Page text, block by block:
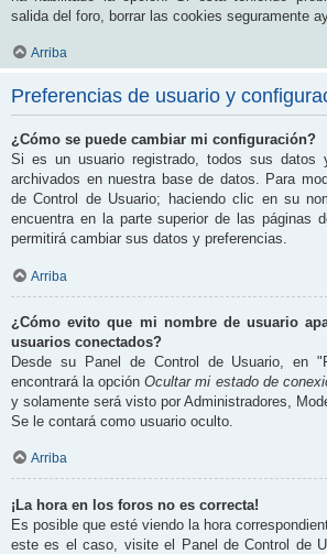
salida del foro, borrar las cookies seguramente
Arriba
Preferencias de usuario y
¿Cómo se puede cambiar mi configuración?
Si es un usuario registrado, todos sus datos
archivados en nuestra base de datos. Para
de Control de Usuario; haciendo clic en su
encuentra en la parte superior de las páginas
permitirá cambiar sus datos y preferencias.
Arriba
¿Cómo evito que mi nombre de usuario
usuarios conectados?
Desde su Panel de Control de Usuario, en
encontrará la opciónOcultar mi estado de
y solamente será visto por Administradores,
Se le contará como usuario oculto.
Arriba
¡La hora en los foros no es correcta!
Es posible que esté viendo la hora
este es el caso, visite el Panel de Control de